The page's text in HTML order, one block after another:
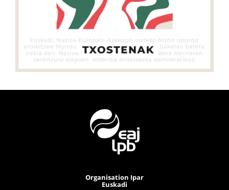
Organisation Ipar
Euskadi